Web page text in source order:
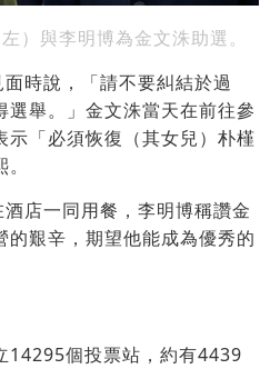
）與李明博為金文洙助選。
時說，「請不要糾結於過
舉。」金文洙當天在前往參
示「必須恢復（其女兒）朴槿
店一同用餐，李明博稱讚金
艱辛，期望他能成為優秀的
14295個投票站，約有4439